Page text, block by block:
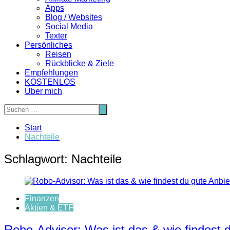
Apps
Blog / Websites
Social Media
Texter
Persönliches
Reisen
Rückblicke & Ziele
Empfehlungen
KOSTENLOS
Über mich
Start
Nachteile
Schlagwort: Nachteile
Finanzen
Aktien & ETF